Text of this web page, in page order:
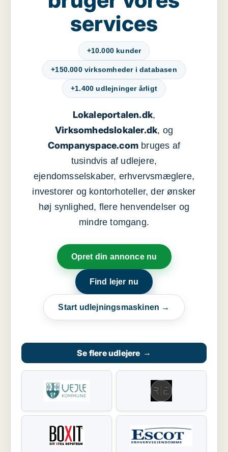
services
+10.000 kunder
+150.000 virksomheder i databasen
+1.400 udlejninger årligt
Lokaleportalen.dk,
Virksomhedslokaler.dk, og
Companyspace.com bruges af
tusindvis af udlejere,
ejendomsselskaber, erhvervsmæglere,
investorer og kontorhoteller, der ønsker
høj synlighed, flere henvendelser og
mindre tomgang.
Opret din annonce nu
Find lejer nu
Start udlejningsmaskinen →
Se flere udlejere →